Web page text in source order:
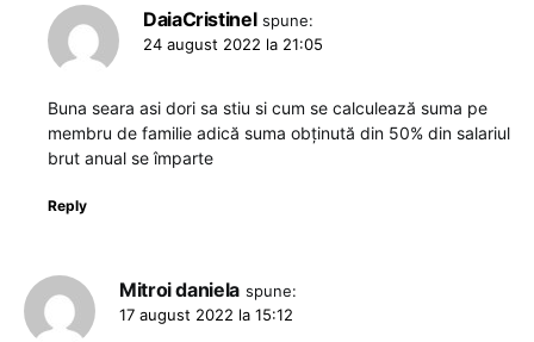
DaiaCristinel spune:
24 august 2022 la 21:05
Buna seara asi dori sa stiu si cum se calculează suma pe
membru de familie adică suma obținută din 50% din salariul
brut anual se împarte
Reply
Mitroi daniela spune:
17 august 2022 la 15:12